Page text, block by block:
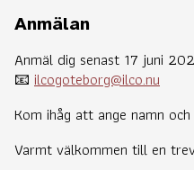
Anmälan
Anmäl dig senast 17 juni
📧 ilcogoteborg@ilco.nu
Kom ihåg att ange namn
Varmt välkommen till en